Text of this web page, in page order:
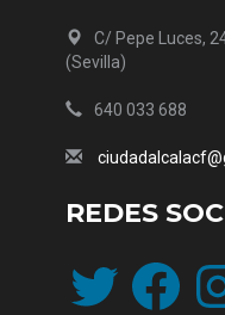
C/ Pepe Luces,
(Sevilla)
640 033 688
REDES
Twitter Facebook